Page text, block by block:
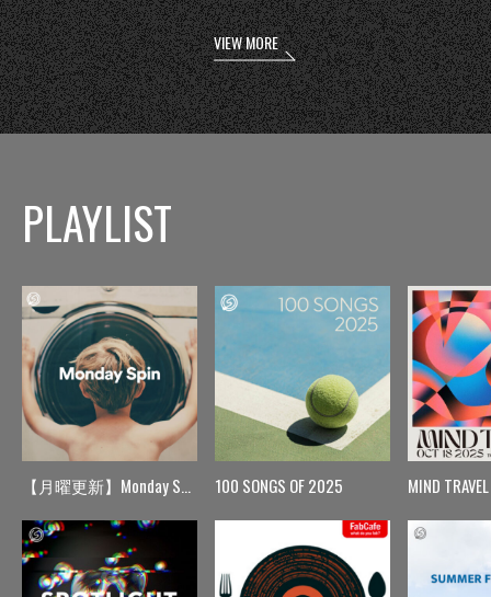
VIEW MORE
PLAYLIST
【月曜更新】Monday Spin 100 SONGS OF 2025 MIND TRAVEL